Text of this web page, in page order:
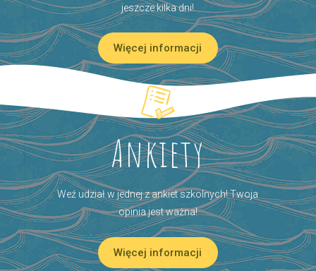
jeszcze kilka dni!
Więcej informacji
Ankiety
Weź udział w jednej z ankiet szkolnych! Twoja
opinia jest ważna!
Więcej informacji